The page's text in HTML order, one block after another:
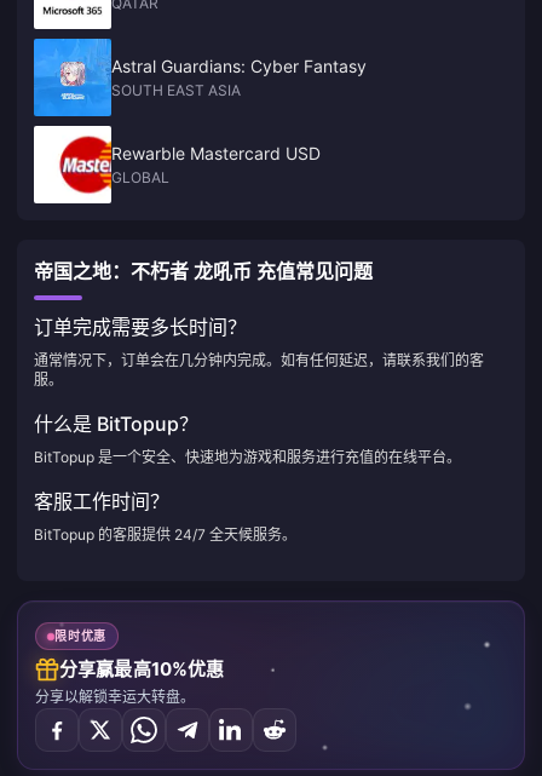
Astral Guardians: Cyber Fantasy
SOUTH EAST ASIA
Rewarble Mastercard USD
GLOBAL
帝国之地：不朽者 龙吼币 充值常见问题
订单完成需要多长时间？
通常情况下，订单会在几分钟内完成。如有任何延迟，请联系我们的客
服。
什么是 BitTopup？
BitTopup 是一个安全、快速地为游戏和服务进行充值的在线平台。
客服工作时间？
BitTopup 的客服提供 24/7 全天候服务。
限时优惠
分享赢最高10%优惠
分享以解锁幸运大转盘。